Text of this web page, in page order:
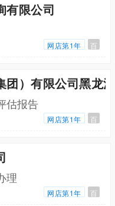
有限公司
网店第1年 百
团）有限公司黑龙
估报告
网店第1年 百
理
网店第1年 百